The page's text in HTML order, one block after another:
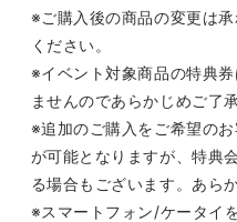
※ご購入後の商品の変更は
ください。
※イベント対象商品の特典
ませんのであらかじめご了
※追加のご購入をご希望の
が可能となりますが、特典
る場合もございます。あら
※スマートフォン/ケータイ